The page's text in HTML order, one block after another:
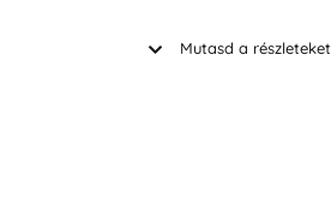
Mutasd a részleteket